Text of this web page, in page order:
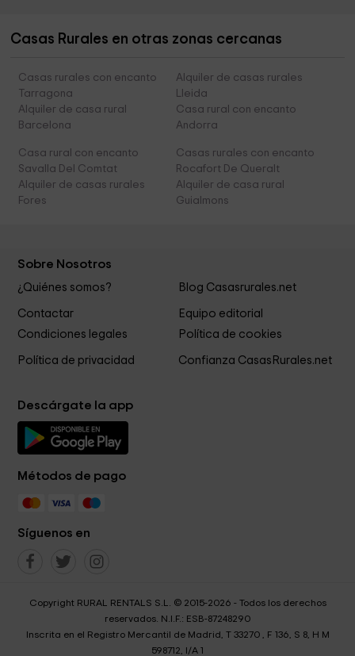
Casas Rurales en otras zonas cercanas
Casas rurales con encanto
Tarragona
Alquiler de casas rurales
Lleida
Alquiler de casa rural
Barcelona
Casa rural con encanto
Andorra
Casa rural con encanto
Savalla Del Comtat
Casas rurales con encanto
Rocafort De Queralt
Alquiler de casas rurales
Fores
Alquiler de casa rural
Guialmons
Sobre Nosotros
¿Quiénes somos? Blog Casasrurales.net
Contactar
Equipo editorial
Condiciones legales
Política de cookies
Política de privacidad Confianza CasasRurales.net
Descárgate la app
Métodos de pago
Síguenos en
Copyright RURAL RENTALS S.L. © 2015-2026 - Todos los derechos
reservados. N.I.F.: ESB-87248290
Inscrita en el Registro Mercantil de Madrid, T 33270 , F 136, S 8, H M
598712, I/A 1